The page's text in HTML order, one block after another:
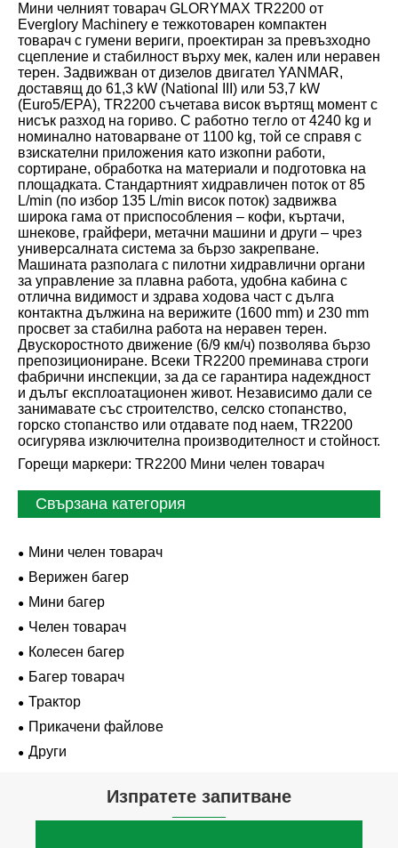
Мини челният товарач GLORYMAX TR2200 от
Everglory Machinery е тежкотоварен компактен
товарач с гумени вериги, проектиран за превъзходно
сцепление и стабилност върху мек, кален или неравен
терен. Задвижван от дизелов двигател YANMAR,
доставящ до 61,3 kW (National III) или 53,7 kW
(Euro5/EPA), TR2200 съчетава висок въртящ момент с
нисък разход на гориво. С работно тегло от 4240 kg и
номинално натоварване от 1100 kg, той се справя с
взискателни приложения като изкопни работи,
сортиране, обработка на материали и подготовка на
площадката. Стандартният хидравличен поток от 85
L/min (по избор 135 L/min висок поток) задвижва
широка гама от приспособления – кофи, къртачи,
шнекове, грайфери, метачни машини и други – чрез
универсалната система за бързо закрепване.
Машината разполага с пилотни хидравлични органи
за управление за плавна работа, удобна кабина с
отлична видимост и здрава ходова част с дълга
контактна дължина на верижите (1600 mm) и 230 mm
просвет за стабилна работа на неравен терен.
Двускоростното движение (6/9 км/ч) позволява бързо
препозициониране. Всеки TR2200 преминава строги
фабрични инспекции, за да се гарантира надеждност
и дълъг експлоатационен живот. Независимо дали се
занимавате със строителство, селско стопанство,
горско стопанство или отдавате под наем, TR2200
осигурява изключителна производителност и стойност.
Горещи маркери: TR2200 Мини челен товарач
Свързана категория
Мини челен товарач
Верижен багер
Мини багер
Челен товарач
Колесен багер
Багер товарач
Трактор
Прикачени файлове
Други
Изпратете запитване